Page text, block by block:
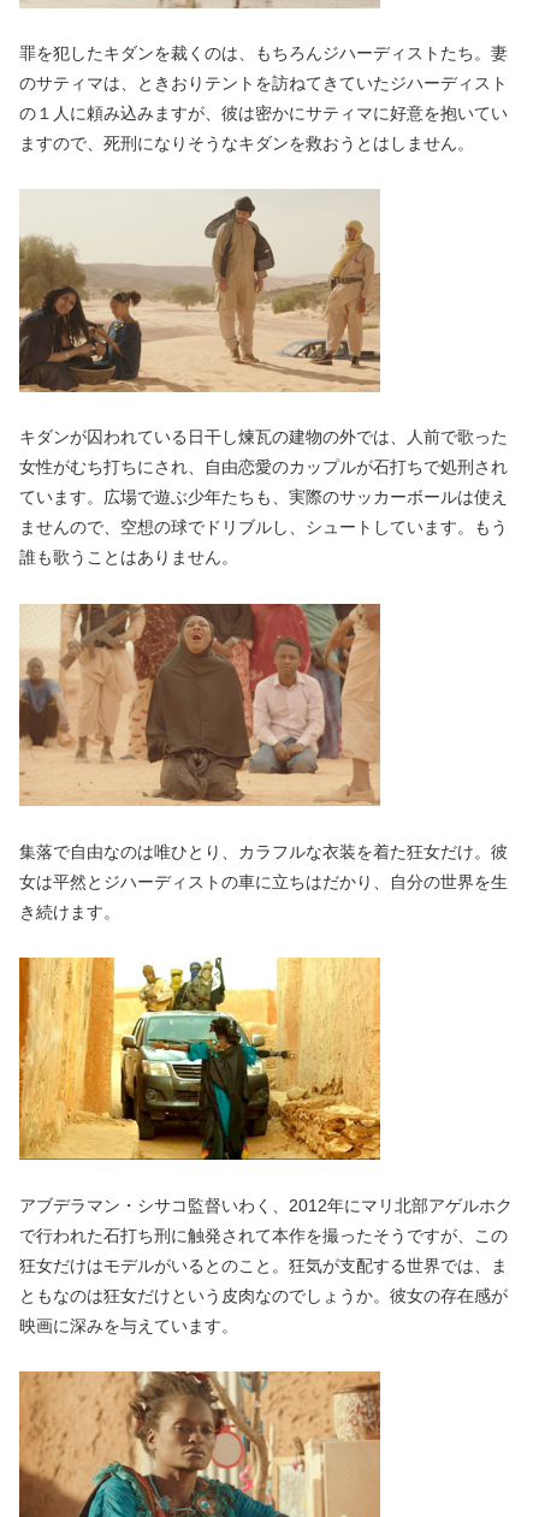
罪を犯したキダンを裁くのは、もちろんジハーディストたち。妻
のサティマは、ときおりテントを訪ねてきていたジハーディスト
の１人に頼み込みますが、彼は密かにサティマに好意を抱いてい
ますので、死刑になりそうなキダンを救おうとはしません。
キダンが囚われている日干し煉瓦の建物の外では、人前で歌った
女性がむち打ちにされ、自由恋愛のカップルが石打ちで処刑され
ています。広場で遊ぶ少年たちも、実際のサッカーボールは使え
ませんので、空想の球でドリブルし、シュートしています。もう
誰も歌うことはありません。
集落で自由なのは唯ひとり、カラフルな衣装を着た狂女だけ。彼
女は平然とジハーディストの車に立ちはだかり、自分の世界を生
き続けます。
アブデラマン・シサコ監督いわく、2012年にマリ北部アゲルホク
で行われた石打ち刑に触発されて本作を撮ったそうですが、この
狂女だけはモデルがいるとのこと。狂気が支配する世界では、ま
ともなのは狂女だけという皮肉なのでしょうか。彼女の存在感が
映画に深みを与えています。